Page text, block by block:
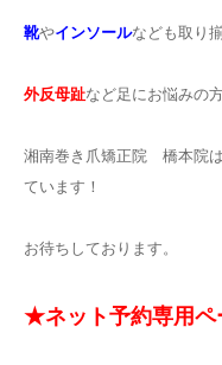
靴やインソールなども取り
外反母趾など足にお悩みの
湘南巻き爪矯正院 橋本院
ています！
お待ちしております。
★ネット予約専用